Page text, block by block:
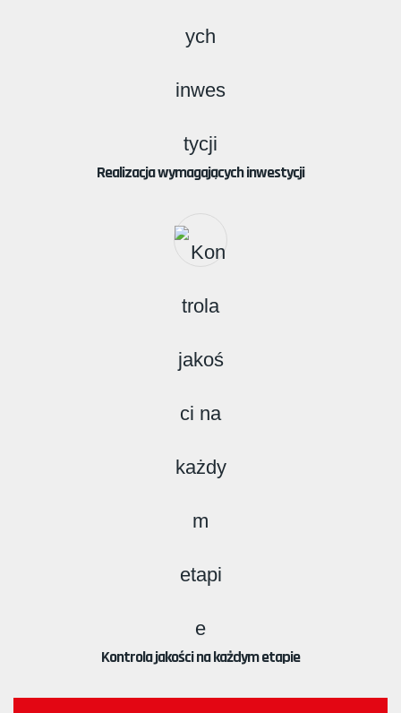
Realizacja wymagających inwestycji
Kontrola jakości na każdym etapie